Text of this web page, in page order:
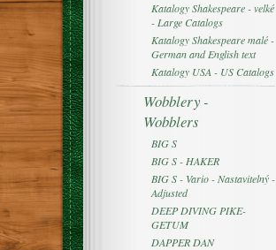
Katalogy Shakespeare - velké
- Large Catalogs
Katalogy Shakespeare malé -
German and English text
Katalogy USA - US Catalogs
Wobblery -
Wobblers
BIG S
BIG S - HAKER
BIG S - Vario - Nastavitelný -
Adjusted
DEEP DIVING PIKE-
GETUM
DAPPER DAN